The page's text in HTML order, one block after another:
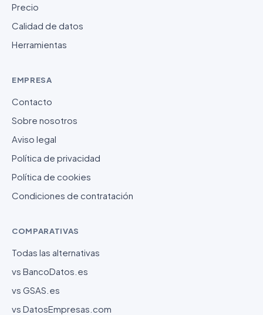
Precio
Calidad de datos
Herramientas
EMPRESA
Contacto
Sobre nosotros
Aviso legal
Política de privacidad
Política de cookies
Condiciones de contratación
COMPARATIVAS
Todas las alternativas
vs BancoDatos.es
vs GSAS.es
vs DatosEmpresas.com